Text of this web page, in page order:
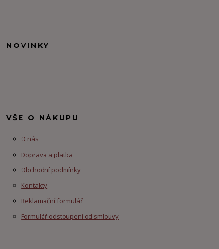
NOVINKY
VŠE O NÁKUPU
O nás
Doprava a platba
Obchodní podmínky
Kontakty
Reklamační formulář
Formulář odstoupení od smlouvy